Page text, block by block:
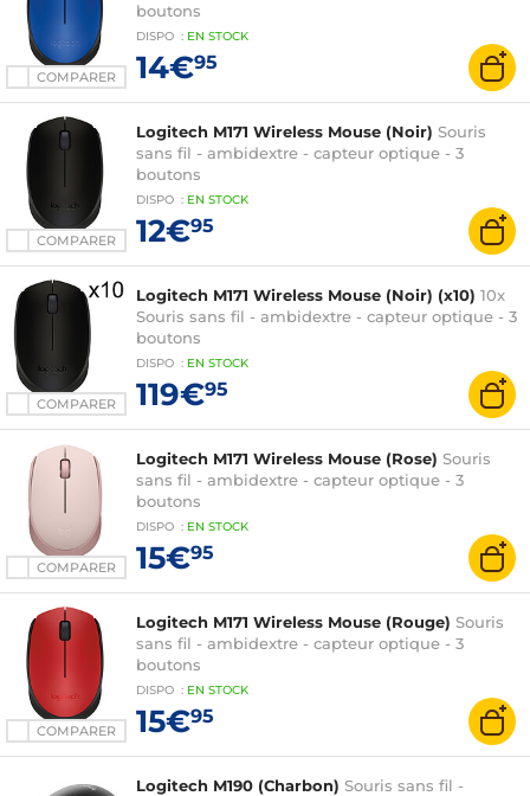
COMPARER
boutons
DISPO : EN STOCK
14€95
COMPARER
Logitech M171 Wireless Mouse (Noir) Souris
sans fil - ambidextre - capteur optique - 3
boutons
DISPO : EN STOCK
12€95
COMPARER
Logitech M171 Wireless Mouse (Noir) (x10) 10x
Souris sans fil - ambidextre - capteur optique - 3
boutons
DISPO : EN STOCK
119€95
COMPARER
Logitech M171 Wireless Mouse (Rose) Souris
sans fil - ambidextre - capteur optique - 3
boutons
DISPO : EN STOCK
15€95
COMPARER
Logitech M171 Wireless Mouse (Rouge) Souris
sans fil - ambidextre - capteur optique - 3
boutons
DISPO : EN STOCK
15€95
Logitech M190 (Charbon) Souris sans fil -